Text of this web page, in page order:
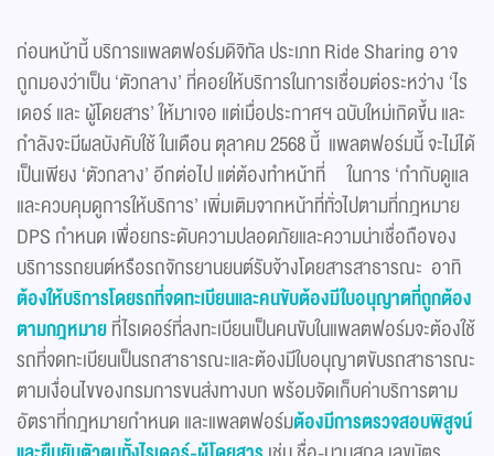
ก่อนหน้านี้ บริการแพลตฟอร์มดิจิทัล ประเภท Ride Sharing อาจ
ถูกมองว่าเป็น ‘ตัวกลาง’ ที่คอยให้บริการในการเชื่อมต่อระหว่าง ‘ไร
เดอร์ และ ผู้โดยสาร’ ให้มาเจอ แต่เมื่อประกาศฯ ฉบับใหม่เกิดขึ้น และ
กำลังจะมีผลบังคับใช้ ในเดือน ตุลาคม 2568 นี้ แพลตฟอร์มนี้ จะไม่ได้
เป็นเพียง ‘ตัวกลาง’ อีกต่อไป แต่ต้องทำหน้าที่ ในการ ‘กำกับดูแล
และควบคุมดูการให้บริการ’ เพิ่มเติมจากหน้าที่ทั่วไปตามที่กฎหมาย
DPS กำหนด เพื่อยกระดับความปลอดภัยและความน่าเชื่อถือของ
บริการรถยนต์หรือรถจักรยานยนต์รับจ้างโดยสารสาธารณะ อาทิ
ต้องให้บริการโดยรถที่จดทะเบียนและคนขับต้องมีใบอนุญาตที่ถูกต้อง
ตามกฎหมายที่ไรเดอร์ที่ลงทะเบียนเป็นคนขับในแพลตฟอร์มจะต้องใช้
รถที่จดทะเบียนเป็นรถสาธารณะและต้องมีใบอนุญาตขับรถสาธารณะ
ตามเงื่อนไขของกรมการขนส่งทางบก พร้อมจัดเก็บค่าบริการตาม
อัตราที่กฎหมายกำหนด และแพลตฟอร์มต้องมีการตรวจสอบพิสูจน์